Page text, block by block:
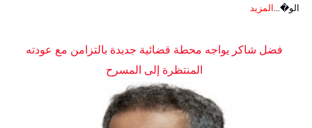
الو�... المزيد
فضل شاكر يواجه محطة قضائية جديدة بالتزامن مع عودته
المنتظرة إلى المسرح